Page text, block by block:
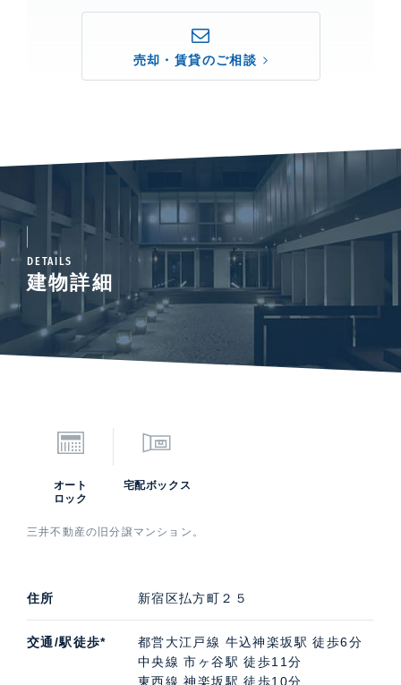
売却・賃貸のご相談
DETAILS
建物詳細
オート
ロック
宅配ボックス
三井不動産の旧分譲マンション。
住所 新宿区払方町２５
交通/駅徒歩*
都営大江戸線 牛込神楽坂駅 徒歩6分
中央線 市ヶ谷駅 徒歩11分
東西線 神楽坂駅 徒歩10分